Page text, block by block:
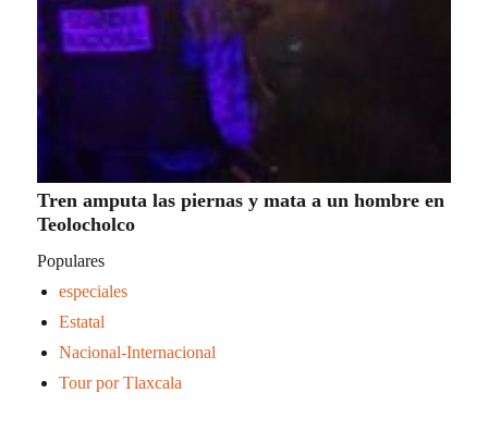
Tren amputa las piernas y mata a un hombre en
Teolocholco
Populares
especiales
Estatal
Nacional-Internacional
Tour por Tlaxcala